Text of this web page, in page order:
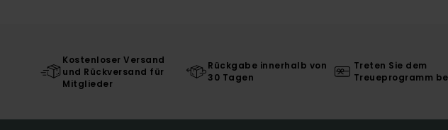
Kostenloser Versand
und Rückversand für
Mitglieder
Rückgabe innerhalb von
30 Tagen
Treten Sie dem
Treueprogramm